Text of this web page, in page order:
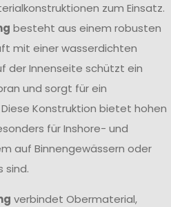
zum Einsatz.
besteht aus einem robusten
mit einer wasserdichten
der Innenseite schützt ein
und sorgt für ein
Konstruktion bietet hohen
für Inshore- und
auf Binnengewässern oder
sind.
verbindet Obermaterial,